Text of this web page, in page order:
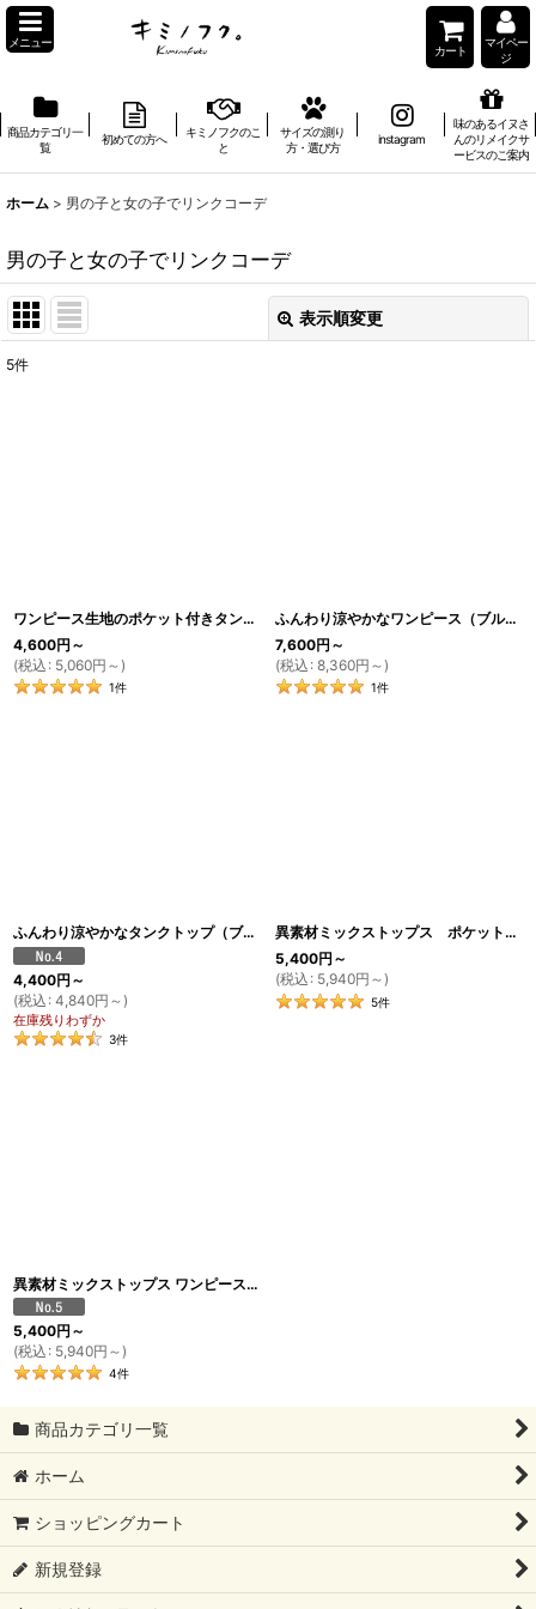
メニュー
カート
マイペー
ジ
商品カテゴリ一
覧
初めての方へ
キミノフクのこ
と
サイズの測り
方・選び方
instagram
味のあるイヌさ
んのリメイクサ
ービスのご案内
ホーム > 男の子と女の子でリンクコーデ
男の子と女の子でリンクコーデ
表示順変更
5件
ワンピース生地のポケット付きタンクトップ／Tシャツ（ホワイト／グレー）
4,600円 ～
(税込 : 5,060円 ～)
1件
ふんわり涼やかなワンピース（ブルー×ホワイト）
7,600円 ～
(税込 : 8,360円 ～)
1件
ふんわり涼やかなタンクトップ（ブルー×ホワイト） [TA26]
4,400円 ～
(税込 : 4,840円 ～)
在庫残りわずか
3件
異素材ミックストップス ポケットデザイン（ストーンベージュ×ホワイト）
5,400円 ～
(税込 : 5,940円 ～)
5件
異素材ミックストップス ワンピースデザイン（ストーンベージュ×ホワイト）
5,400円 ～
(税込 : 5,940円 ～)
4件
商品カテゴリ一覧
ホーム
ショッピングカート
新規登録